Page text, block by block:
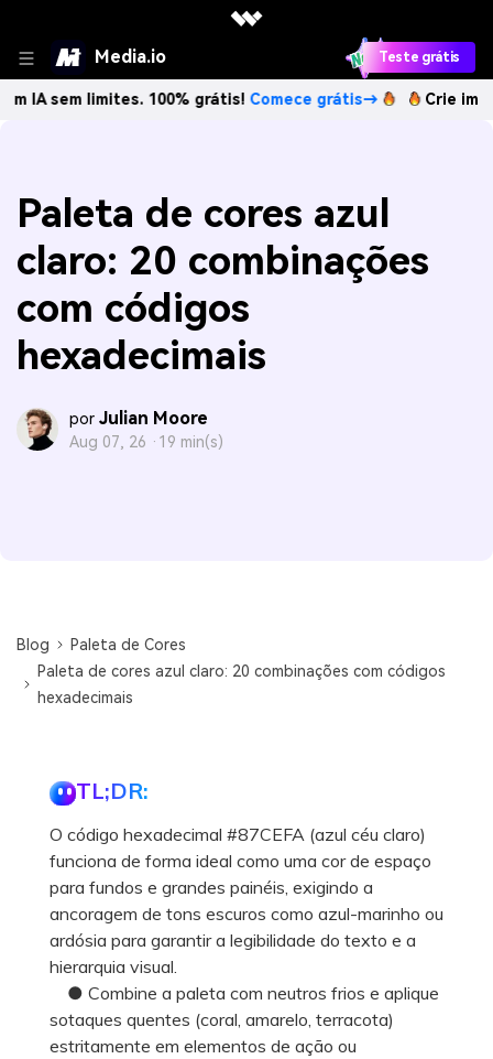
Media.io Teste grátis
limites. 100% grátis!Comece grátis→ Crie imagens
Paleta de cores azul
claro: 20 combinações
com códigos
hexadecimais
por Julian Moore
Aug 07, 26 · 19 min(s)
Blog
Paleta de Cores
Paleta de cores azul claro: 20 combinações com códigos
hexadecimais
TL;DR:
O código hexadecimal #87CEFA (azul céu claro)
funciona de forma ideal como uma cor de espaço
para fundos e grandes painéis, exigindo a
ancoragem de tons escuros como azul-marinho ou
ardósia para garantir a legibilidade do texto e a
hierarquia visual.
● Combine a paleta com neutros frios e aplique
sotaques quentes (coral, amarelo, terracota)
estritamente em elementos de ação ou